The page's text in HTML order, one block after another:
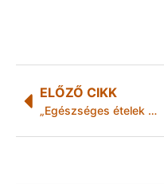
ELŐZŐ CIKK
„Egészséges ételek helyi gazdáktól”